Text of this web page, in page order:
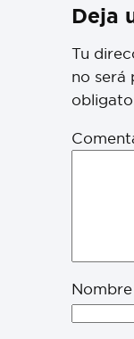
Deja
Tu
no será
Nombre